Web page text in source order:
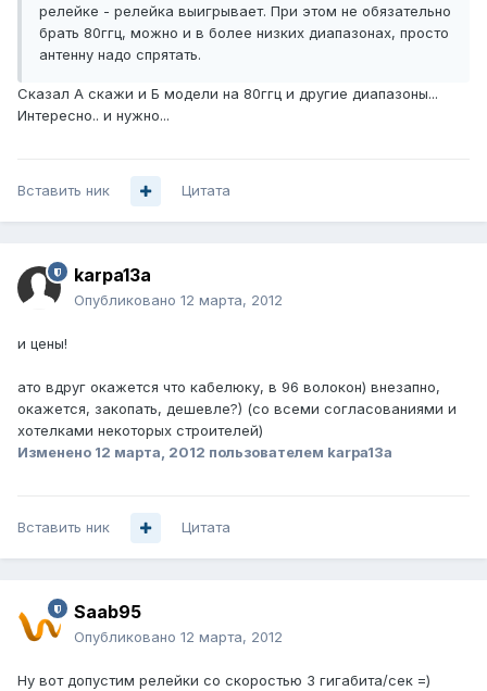
релейке - релейка выигрывает. При этом не обязательно
брать 80ггц, можно и в более низких диапазонах, просто
антенну надо спрятать.
Сказал А скажи и Б модели на 80ггц и другие диапазоны...
Интересно.. и нужно...
Вставить ник Цитата
karpa13a
Опубликовано 12 марта, 2012
и цены!
ато вдруг окажется что кабелюку, в 96 волокон) внезапно,
окажется, закопать, дешевле?) (со всеми согласованиями и
хотелками некоторых строителей)
Изменено 12 марта, 2012 пользователем karpa13a
Вставить ник Цитата
Saab95
Опубликовано 12 марта, 2012
Ну вот допустим релейки со скоростью 3 гигабита/сек =)